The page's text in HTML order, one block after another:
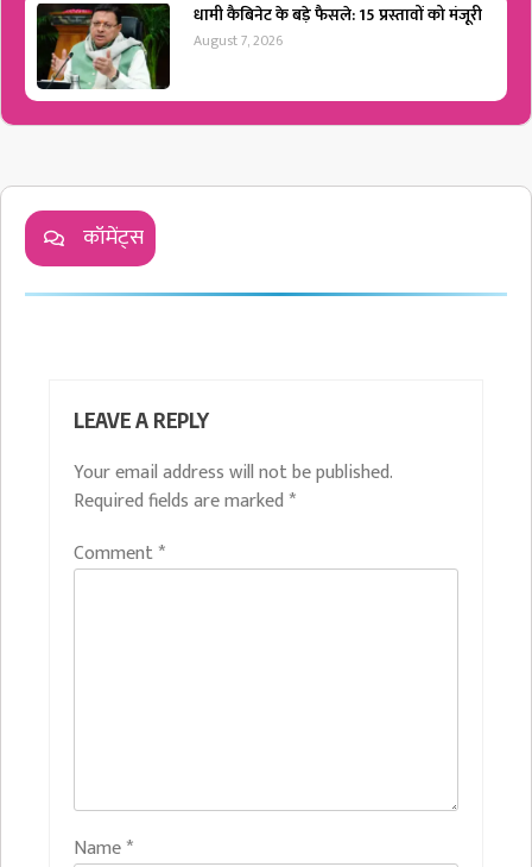
धामी कैबिनेट के बड़े फैसले: 15 प्रस्तावों को मंजूरी
August 7, 2026
कॉमेंट्स
LEAVE A REPLY
Your email address will not be published.
Required fields are marked *
Comment*
Name*